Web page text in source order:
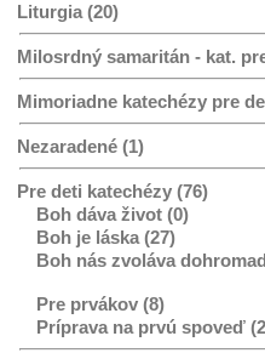
Liturgia (20)
Milosrdný samaritán - kat.
Mimoriadne katechézy pre
Nezaradené (1)
Pre deti katechézy (76)
Boh dáva život (0)
Boh je láska (27)
Boh nás zvoláva
Pre prvákov (8)
Príprava na prvú spoveď